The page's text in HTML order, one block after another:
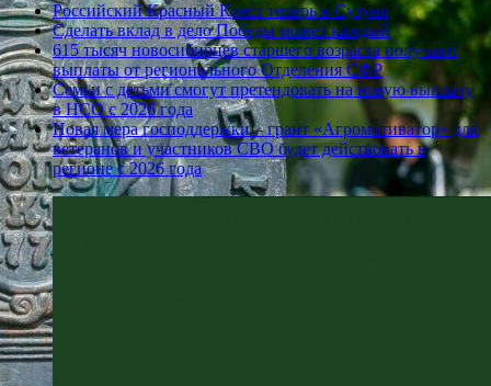
Российский Красный Крест теперь в Сузуне
Сделать вклад в дело Победы может каждый
615 тысяч новосибирцев старшего возраста получают
выплаты от регионального Отделения СФР
Семьи с детьми смогут претендовать на новую выплату
в НСО с 2026 года
Новая мера господдержки – грант «Агромотиватор» для
ветеранов и участников СВО будет действовать в
регионе с 2026 года